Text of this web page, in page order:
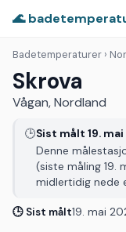
🌊
Badetemperaturer ›
Skrova
Vågan, Nordland
🕒Sist målt 19.
Denne
(siste måling 19.
midlertidig nede
🕒 Sist målt19. mai